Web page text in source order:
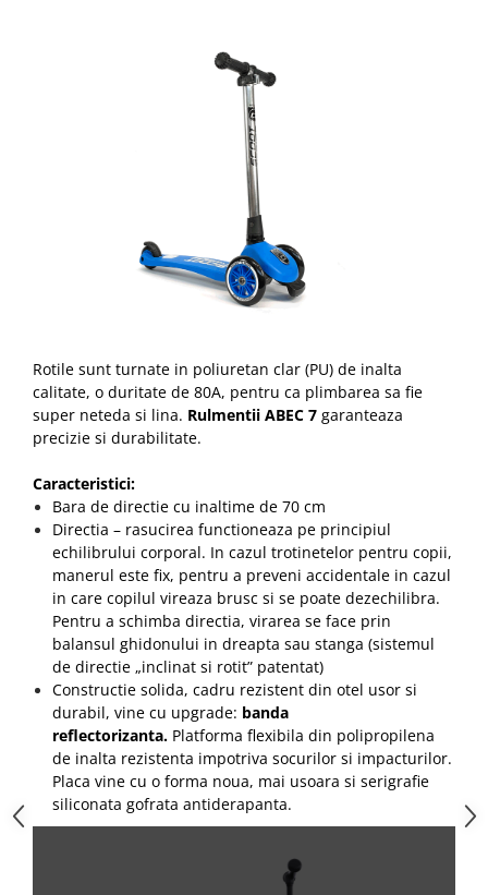
Rotile sunt turnate in poliuretan clar (PU) de inalta
calitate, o duritate de 80A, pentru ca plimbarea sa fie
super neteda si lina. Rulmentii ABEC 7 garanteaza
precizie si durabilitate.
Caracteristici:
Bara de directie cu inaltime de 70 cm
Directia – rasucirea functioneaza pe principiul
echilibrului corporal. In cazul trotinetelor pentru copii,
manerul este fix, pentru a preveni accidentale in cazul
in care copilul vireaza brusc si se poate dezechilibra.
Pentru a schimba directia, virarea se face prin
balansul ghidonului in dreapta sau stanga (sistemul
de directie „inclinat si rotit” patentat)
Constructie solida, cadru rezistent din otel usor si
durabil, vine cu upgrade: banda
reflectorizanta. Platforma flexibila din polipropilena
de inalta rezistenta impotriva socurilor si impacturilor.
Placa vine cu o forma noua, mai usoara si serigrafie
siliconata gofrata antiderapanta.